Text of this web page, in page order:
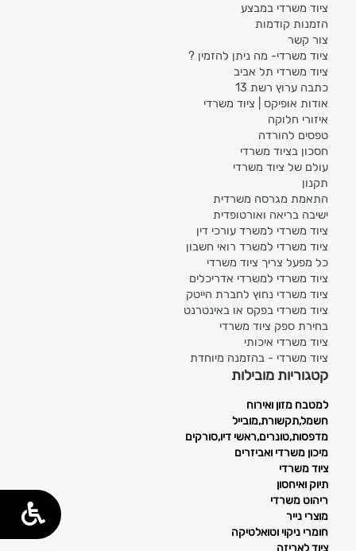
ציוד משרדי במבצע
הזמנות קודמות
צור קשר
ציוד משרדי- מה ניתן להזמין ?
ציוד משרדי תל אביב
כתבה ערוץ רשת 13
אודות אופיקס | ציוד משרדי
איזורי חלוקה
טפסים להורדה
חסכון בציוד משרדי
עולם של ציוד משרדי
תקנון
התאמת מגרסה משרדית
ישיבה בריאה ואורטופדית
ציוד משרדי למשרד עורכי דין
ציוד משרדי למשרד רואי חשבון
כל מפעל צריך ציוד משרדי
ציוד משרדי למשרדי אדריכלים
ציוד משרדי נחוץ לחברת הייטק
ציוד משרדי בפקס או באינטרנט
בחירת ספק ציוד משרדי
ציוד משרדי איכותי
ציוד משרדי - בהזמנה מיוחדת
קטגוריות מובילות
למטבח מזון ואירוח
חשמל,תקשורת,מובייל
מדפסות,טונרים,ראשי דיו,סורקים
מיכון משרדי ואביזרים
ציוד משרדי
תיוק ואיחסון
ריהוט משרדי
מוצרי נייר
חומרי ניקוי וטואלטיקה